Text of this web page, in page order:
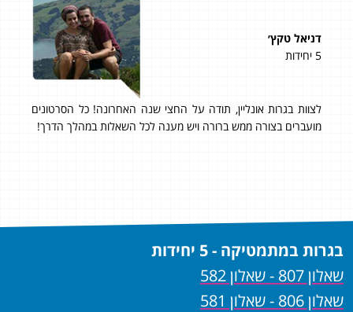
דניאל טקץ׳
5 יחידות
לצוות בגרות אונליין, תודה על החצי שנה האחרונה! כל הסרטונים
מועברים בצורה ממש ברורה ויש מענה לכל השאלות במהלך הדרך!
בגרות במתמטיקה - 5 יחידות
שאלון 807 - שאלון 582
שאלון 806 - שאלון 581